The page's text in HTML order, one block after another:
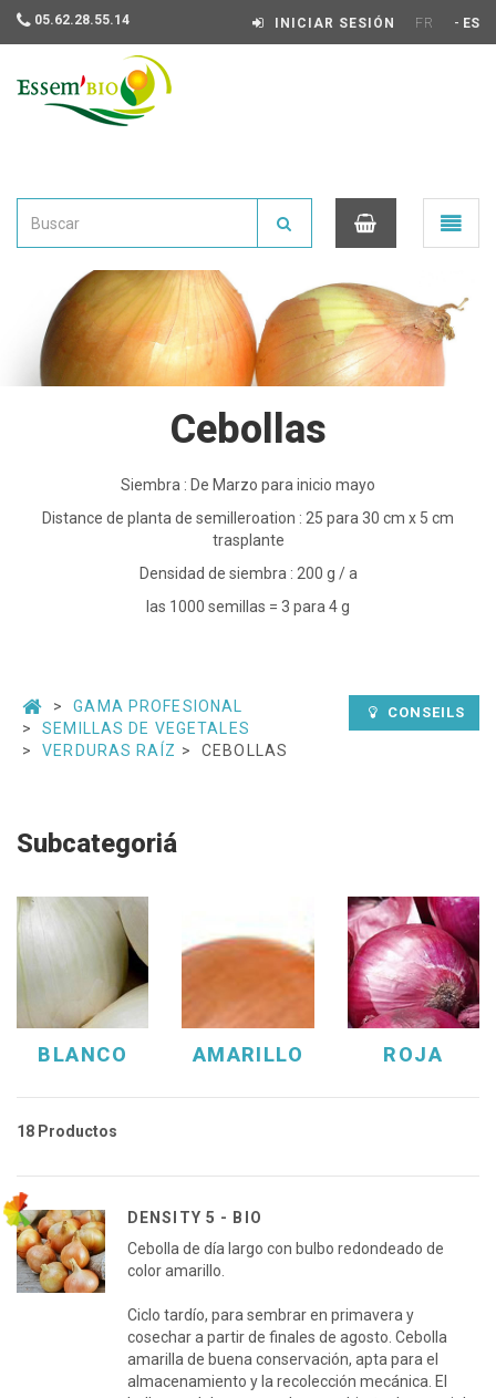
05.62.28.55.14 INICIAR SESIÓN FR - ES
Ouvrir
le
Cebollas
Siembra : De Marzo para inicio mayo
Distance de planta de semilleroation : 25 para 30 cm x 5 cm
trasplante
Densidad de siembra : 200 g / a
las 1000 semillas = 3 para 4 g
CONSEILS
GAMA PROFESIONAL
SEMILLAS DE VEGETALES
VERDURAS RAÍZ
CEBOLLAS
Subcategoriá
BLANCO AMARILLO ROJA
18 Productos
DENSITY 5 - BIO
Cebolla de día largo con bulbo redondeado de
color amarillo.
Ciclo tardío, para sembrar en primavera y
cosechar a partir de finales de agosto. Cebolla
amarilla de buena conservación, apta para el
almacenamiento y la recolección mecánica. El